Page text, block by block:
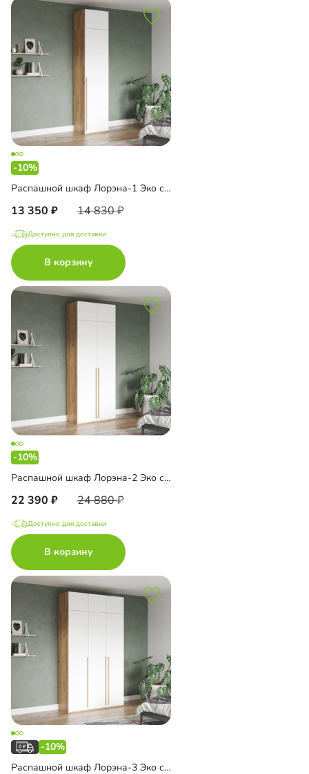
-10%
Распашной шкаф Лорэна-1 Эко с антресолью
13 350 14 830
Доступно для доставки
В корзину
-10%
Распашной шкаф Лорэна-2 Эко с антресолью
22 390 24 880
Доступно для доставки
В корзину
-10%
Распашной шкаф Лорэна-3 Эко с антресолью